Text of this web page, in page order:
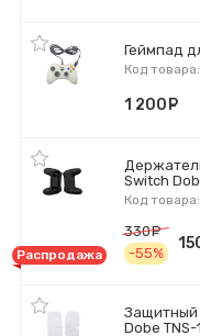
Геймпад
Код
1 200
Switch
Код
Распродажа
330
-55%
Защитный
Dobe TNS-